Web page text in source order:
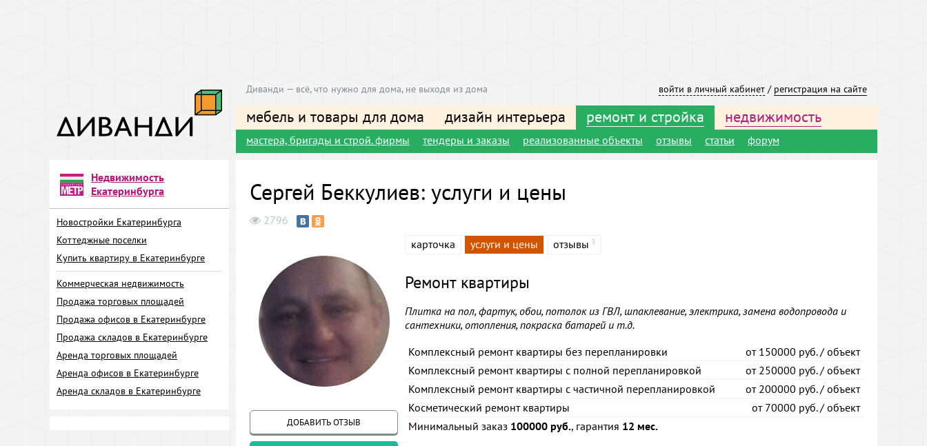
войти в личный кабинет / регистрация на сайте
Диванди — всё, что нужно для дома, не выходя из дома
мебель и товары для дома дизайн интерьера ремонт и стройка недвижимость
мастера, бригады и строй. фирмы тендеры и заказы реализованные объекты отзывы статьи форум
Недвижимость
Екатеринбурга
Новостройки Екатеринбурга
Коттеджные поселки
Купить квартиру в Екатеринбурге
Коммерческая недвижимость
Продажа торговых площадей
Продажа офисов в Екатеринбурге
Продажа складов в Екатеринбурге
Аренда торговых площадей
Аренда офисов в Екатеринбурге
Аренда складов в Екатеринбурге
Сергей Беккулиев: услуги и цены
2796
ДОБАВИТЬ ОТЗЫВ
карточка услуги и цены отзывы 3
Ремонт квартиры
Плитка на пол, фартук, обои, потолок из ГВЛ, шпаклевание, электрика, замена водопровода и
сантехники, отопления, покраска батарей и т.д.
Комплексный ремонт квартиры без перепланировки
от150000 руб. / объект
Комплексный ремонт квартиры с полной перепланировкой
от250000 руб. / объект
Комплексный ремонт квартиры с частичной перепланировкой
от200000 руб. / объект
Косметический ремонт квартиры
от70000 руб. / объект
Минимальный заказ 100000 руб., гарантия 12 мес.